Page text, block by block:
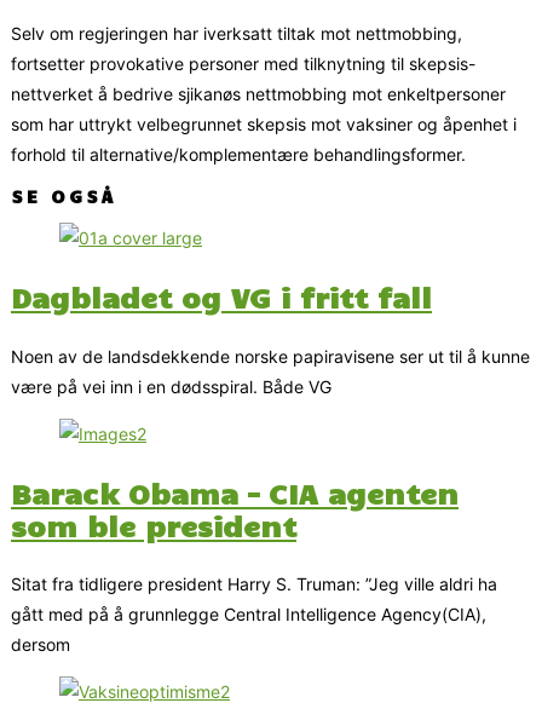
Selv om regjeringen har iverksatt tiltak mot nettmobbing,
fortsetter provokative personer med tilknytning til skepsis-
nettverket å bedrive sjikanøs nettmobbing mot enkeltpersoner
som har uttrykt velbegrunnet skepsis mot vaksiner og åpenhet i
forhold til alternative/komplementære behandlingsformer.
SE OGSÅ
Dagbladet og VG i fritt fall
Noen av de landsdekkende norske papiravisene ser ut til å kunne
være på vei inn i en dødsspiral. Både VG
Barack Obama – CIA agenten
som ble president
Sitat fra tidligere president Harry S. Truman: ”Jeg ville aldri ha
gått med på å grunnlegge Central Intelligence Agency(CIA),
dersom